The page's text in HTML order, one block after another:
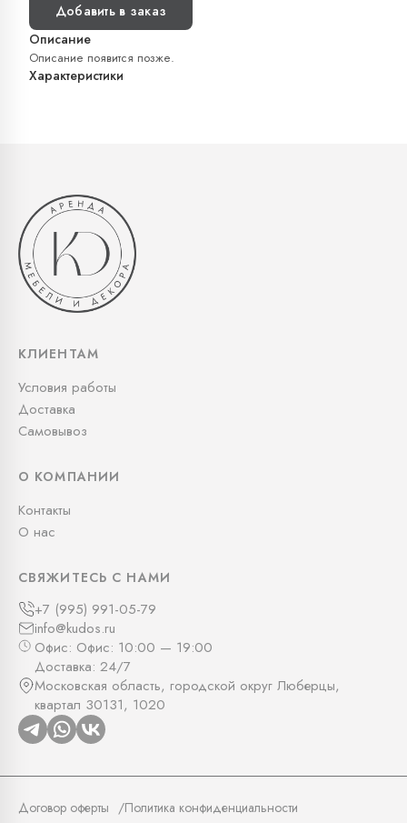
Добавить в заказ
Описание
Описание появится позже.
Характеристики
КЛИЕНТАМ
Условия работы
Доставка
Самовывоз
О КОМПАНИИ
Контакты
О нас
СВЯЖИТЕСЬ С НАМИ
+7 (995) 991-05-79
info@kudos.ru
Офис: Офис: 10:00 — 19:00
Доставка: 24/7
Московская область, городской округ Люберцы,
квартал 30131, 1020
Договор оферты Политика конфиденциальности